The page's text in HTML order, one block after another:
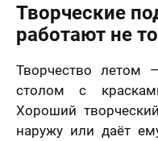
Творческие
работают не
Творчество летом
столом с
Хороший
наружу или даёт